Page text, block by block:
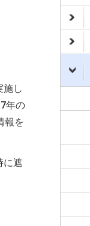
施し
年の
報を
に遮